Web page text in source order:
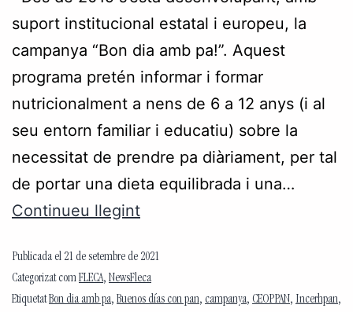
suport institucional estatal i europeu, la
campanya “Bon dia amb pa!”. Aquest
programa pretén informar i formar
nutricionalment a nens de 6 a 12 anys (i al
seu entorn familiar i educatiu) sobre la
necessitat de prendre pa diàriament, per tal
de portar una dieta equilibrada i una…
Continueu llegint
Publicada el 21 de setembre de 2021
Categorizat comFLECA, NewsFleca
EtiquetatBon dia amb pa, Buenos días con pan, campanya, CEOPPAN, Incerhpan,